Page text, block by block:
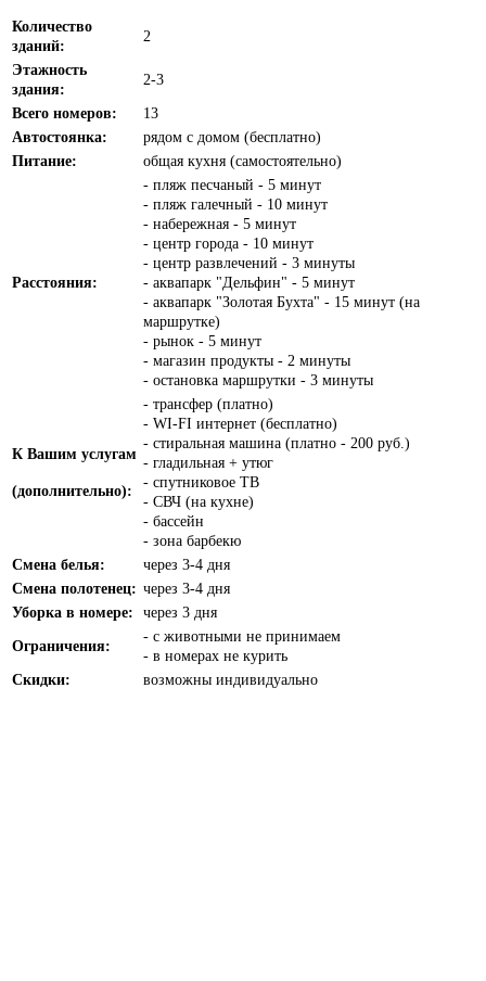
Количество
зданий:
2
Этажность
здания:
2-3
Всего номеров:
13
Автостоянка:
рядом с домом (бесплатно)
Питание:
общая кухня (самостоятельно)
Расстояния:
- пляж песчаный - 5 минут
- пляж галечный - 10 минут
- набережная - 5 минут
- центр города - 10 минут
- центр развлечений - 3 минуты
- аквапарк "Дельфин" - 5 минут
- аквапарк "Золотая Бухта" - 15 минут (на
маршрутке)
- рынок - 5 минут
- магазин продукты - 2 минуты
- остановка маршрутки - 3 минуты
К Вашим услугам
(дополнительно):
- трансфер (платно)
- WI-FI интернет (бесплатно)
- стиральная машина (платно - 200 руб.)
- гладильная + утюг
- спутниковое ТВ
- СВЧ (на кухне)
- бассейн
- зона барбекю
Смена белья:
через 3-4 дня
Смена полотенец: через 3-4 дня
Уборка в номере:
через 3 дня
Ограничения:
- с животными не принимаем
- в номерах не курить
Скидки:
возможны индивидуально